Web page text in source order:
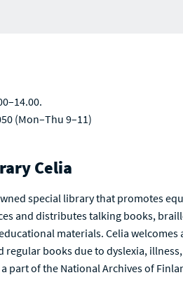
(Mon–Thu 9–11)
Celia
special library that promotes
and distributes talking books,
materials. Celia welcomes
books due to dyslexia, illness,
part of the National Archives of